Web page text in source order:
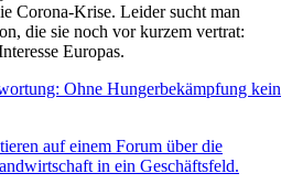
Corona-Krise. Leider sucht man
die sie noch vor kurzem vertrat:
Europas.
Ohne Hungerbekämpfung kein